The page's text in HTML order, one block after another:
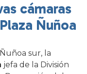
cámaras
Ñuñoa
sur, la
jefa de la División